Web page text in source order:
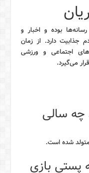
بوده و اخبار و
جذابیت دارد. از زمان
اجتماعی و ورزشی
می‌گیرد.
چه سالی
پستی بازی